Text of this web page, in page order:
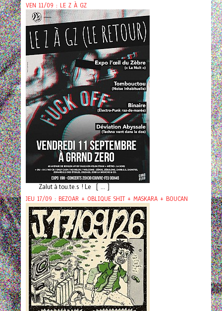
VEN 11/09 : LE Z À GZ
Zalut à tou.te.s ! Le [ ... ]
JEU 17/09 : BEZOAR + OBLIQUE SHIT + MASKARA + BOUCAN